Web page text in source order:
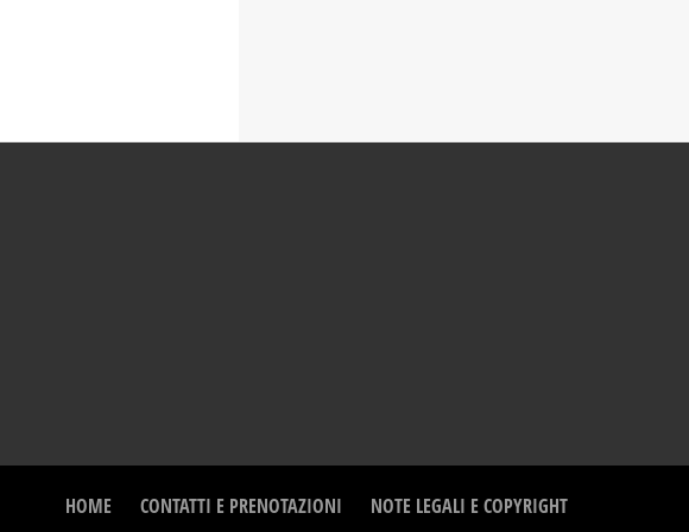
HOME CONTATTI E PRENOTAZIONI
NOTE LEGALI E COPYRIGHT